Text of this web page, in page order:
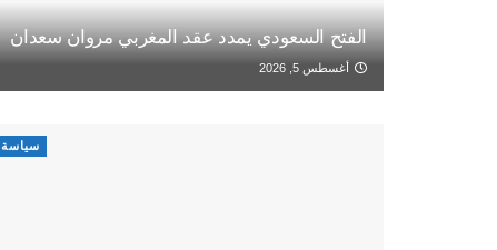
الفتح السعودي يمدد عقد المغربي مروان سعدان
أغسطس 5, 2026
سياسة